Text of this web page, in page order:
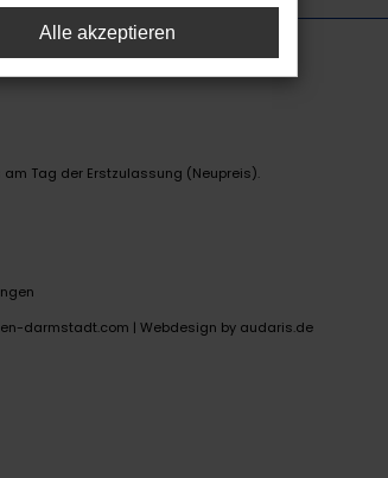
Tag der Erstzulassung (Neupreis).
darmstadt.com | Webdesign by audaris.de
Alle akzeptieren